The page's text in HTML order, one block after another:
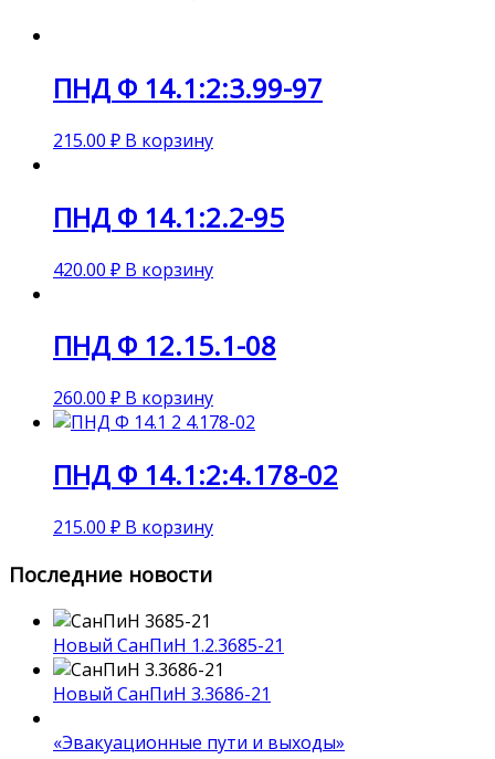
ПНД Ф 14.1:2:3.99-97
215.00 ₽ В корзину
ПНД Ф 14.1:2.2-95
420.00 ₽ В корзину
ПНД Ф 12.15.1-08
260.00 ₽ В корзину
ПНД Ф 14.1:2:4.178-02
215.00 ₽ В корзину
Последние новости
Новый СанПиН 1.2.3685-21
Новый СанПиН 3.3686-21
«Эвакуационные пути и выходы»